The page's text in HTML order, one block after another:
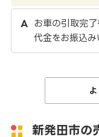
お車の引取完
代金をお振込み
新発田市の